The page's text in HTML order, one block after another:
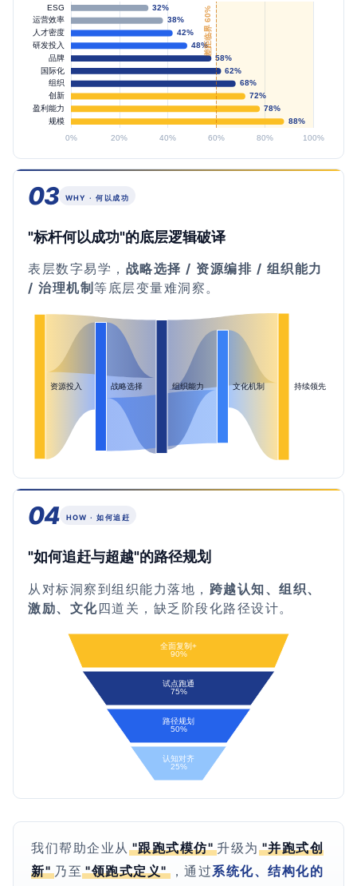
03 WHY · 何以成功
"标杆何以成功"的底层逻辑破译
表层数字易学， 战略选择 / 资源编排 / 组织能力
/ 治理机制 等底层变量难洞察。
04 HOW · 如何追赶
"如何追赶与超越"的路径规划
从对标洞察到组织能力落地， 跨越认知、组织、
激励、文化四道关，缺乏阶段化路径设计。
我们帮助企业从 "跟跑式模仿" 升级为 "并跑式创
新" 乃至 "领跑式定义" ，通过系统化、结构化的